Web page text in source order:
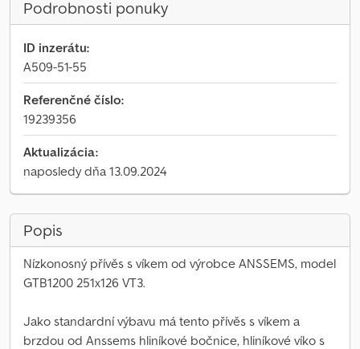
Podrobnosti ponuky
ID inzerátu:
A509-51-55
Referenčné číslo:
19239356
Aktualizácia:
naposledy dňa 13.09.2024
Popis
Nízkonosný přívěs s víkem od výrobce ANSSEMS, model
GTB1200 251x126 VT3.
Jako standardní výbavu má tento přívěs s víkem a
brzdou od Anssems hliníkové bočnice, hliníkové víko s